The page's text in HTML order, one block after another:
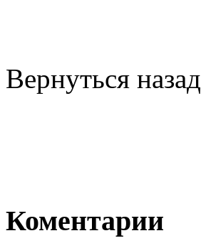
Вернуться назад
Коментарии